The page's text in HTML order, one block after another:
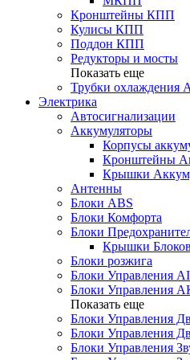
Кронштейны КПП
Кулисы КПП
Поддон КПП
Редукторы и мосты
Показать еще
Трубки
Электрика
Автосигнализации
Аккумуляторы
Корпусы
Кронштейны
Крышки
Антенны
Блоки ABS
Блоки Комфорта
Блоки
Крышки
Блоки розжига
Блоки Управления
Блоки Управления
Показать еще
Блоки Управления
Блоки Управления
Блоки Управления